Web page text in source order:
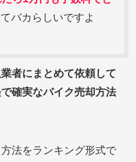
バカらしいですよ
者にまとめて依頼して
確実なバイク売却方法
法をランキング形式で